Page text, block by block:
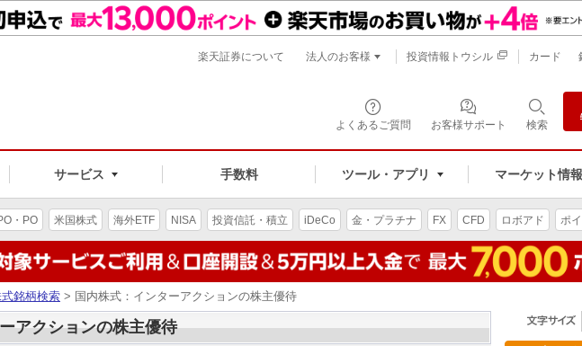
よくあるご質問 お客様サポート 検索
サービス 手数料 ツール・アプリ マーケット情報
楽天証券について 法人のお客様 投資情報トウシル カード
・PO 米国株式 海外ETF NISA 投資信託・積立 iDeCo 金・プラチナ FX CFD ロボアド ポ
式銘柄検索 > 国内株式：インターアクションの株主優待
アクションの株主優待